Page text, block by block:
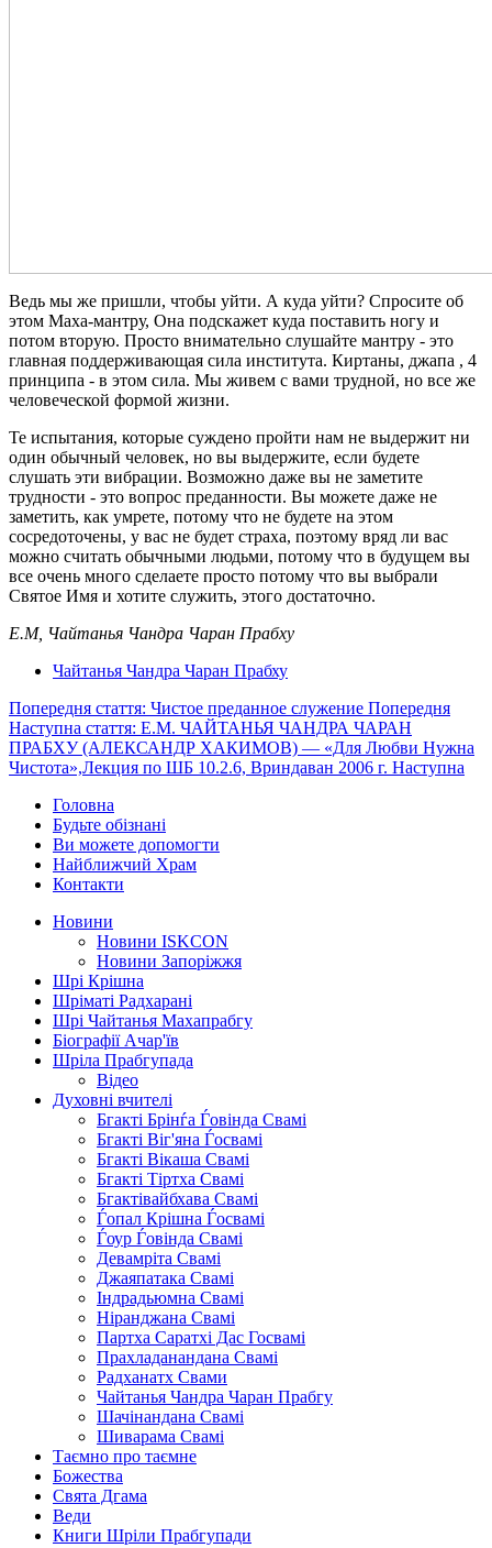
Ведь мы же пришли, чтобы уйти. А куда уйти? Спросите об
этом Маха-мантру, Она подскажет куда поставить ногу и
потом вторую. Просто внимательно слушайте мантру - это
главная поддерживающая сила института. Киртаны, джапа , 4
принципа - в этом сила. Мы живем с вами трудной, но все же
человеческой формой жизни.
Те испытания, которые суждено пройти нам не выдержит ни
один обычный человек, но вы выдержите, если будете
слушать эти вибрации. Возможно даже вы не заметите
трудности - это вопрос преданности. Вы можете даже не
заметить, как умрете, потому что не будете на этом
сосредоточены, у вас не будет страха, поэтому вряд ли вас
можно считать обычными людьми, потому что в будущем вы
все очень много сделаете просто потому что вы выбрали
Святое Имя и хотите служить, этого достаточно.
Е.М, Чайтанья Чандра Чаран Прабху
Чайтанья Чандра Чаран Прабху
Попередня стаття: Чистое преданное служение Попередня
Наступна стаття: Е.М. ЧАЙТАНЬЯ ЧАНДРА ЧАРАН
ПРАБХУ (АЛЕКСАНДР ХАКИМОВ) — «Для Любви Нужна
Чистота»,Лекция по ШБ 10.2.6, Вриндаван 2006 г. Наступна
Головна
Будьте обізнані
Ви можете допомогти
Найближчий Храм
Контакти
Новини
Новини ISKCON
Новини Запоріжжя
Шрі Крішна
Шріматі Радхарані
Шрі Чайтанья Махапрабгу
Біографії Ачар'їв
Шріла Прабгупада
Відео
Духовні вчителі
Бгакті Брінѓа Ѓовінда Свамі
Бгакті Віг'яна Ѓосвамі
Бгакті Вікаша Свамі
Бгакті Тіртха Свамі
Бгактівайбхава Свамі
Ѓопал Крішна Ѓосвамі
Ѓоур Ѓовінда Свамі
Девамріта Свамі
Джаяпатака Свамі
Індрадьюмна Свамі
Ніранджана Свамі
Партха Саратхі Дас Госвамі
Прахладанандана Свамі
Радханатх Свами
Чайтанья Чандра Чаран Прабгу
Шачінандана Свамі
Шиварама Свамі
Таємно про таємне
Божества
Свята Дгама
Веди
Книги Шріли Прабгупади